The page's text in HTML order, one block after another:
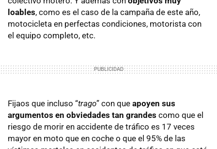
loables, como es el caso de la campaña de este año,
motocicleta en perfectas condiciones, motorista con
el equipo completo, etc.
Fijaos que incluso “trago” con que apoyen sus
argumentos en obviedades tan grandes como que el
riesgo de morir en accidente de tráfico es 17 veces
mayor en moto que en coche o que el 95% de las